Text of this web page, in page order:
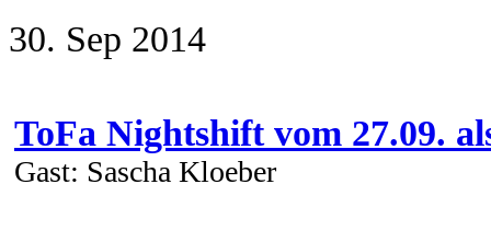
30. Sep 2014
ToFa Nightshift vom 27.09.
Gast: Sascha Kloeber